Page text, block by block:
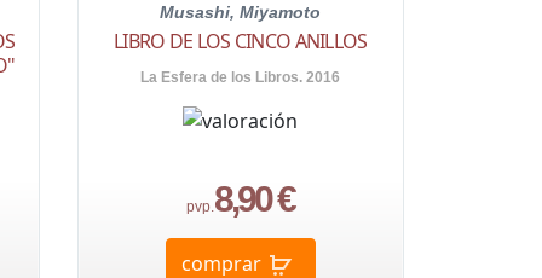
Musashi, Miyamoto
LIBRO DE LOS CINCO ANILLOS
La Esfera de los Libros. 2016
pvp.8,90 €
comprar